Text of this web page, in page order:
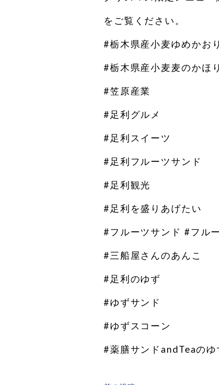
をご覧ください。
#栃木県産小麦ゆめか
#栃木県産小麦麦のかほり
#笠原産業
#足利グルメ
#足利スイーツ
#足利フルーツサンド
#足利観光
#足利を盛りあげたい
#フルーツサンド #フル
#三船屋さんのあんこ
#足利のゆず
#ゆずサンド
#ゆずスコーン
#薬膳サンドandTeaのゆ